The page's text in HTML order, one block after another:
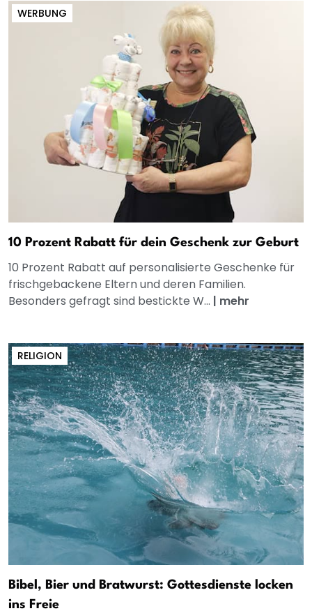
WERBUNG
10 Prozent Rabatt für dein Geschenk zur Geburt
10 Prozent Rabatt auf personalisierte Geschenke für
frischgebackene Eltern und deren Familien.
Besonders gefragt sind bestickte W... | mehr
RELIGION
Bibel, Bier und Bratwurst: Gottesdienste locken
ins Freie